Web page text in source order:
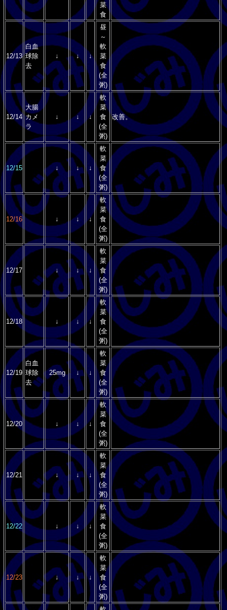
菜
食
12/13
白血
球除
去
↓ ↓ ↓
昼
～
軟
菜
食
(全
粥)
12/14
大腸
カメ
ラ
↓ ↓ ↓
軟
菜
食
(全
粥)
改善。
12/15 ↓ ↓ ↓
軟
菜
食
(全
粥)
12/16 ↓ ↓ ↓
軟
菜
食
(全
粥)
12/17 ↓ ↓ ↓
軟
菜
食
(全
粥)
12/18 ↓ ↓ ↓
軟
菜
食
(全
粥)
12/19
白血
球除
去
25mg ↓ ↓
軟
菜
食
(全
粥)
12/20 ↓ ↓ ↓
軟
菜
食
(全
粥)
12/21 ↓ ↓ ↓
軟
菜
食
(全
粥)
12/22 ↓ ↓ ↓
軟
菜
食
(全
粥)
12/23 ↓ ↓ ↓
軟
菜
食
(全
粥)